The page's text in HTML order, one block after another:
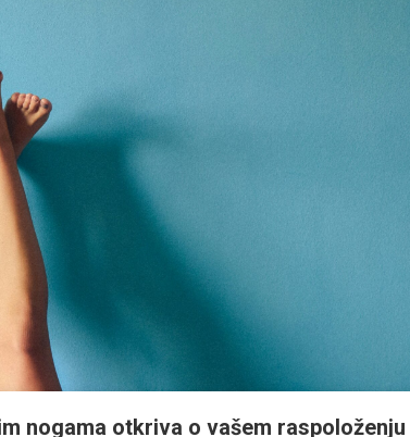
nogama otkriva o vašem raspoloženju